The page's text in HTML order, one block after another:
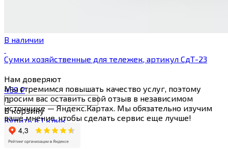
В наличии
Сумки хозяйственные для тележек, артикул СдТ-23
459₽
В корзину
Купить в 1 клик
Нам доверяют
Мы стремимся повышать качество услуг, поэтому
просим вас оставить свой отзыв в независимом
источнике — Яндекс.Картах. Мы обязательно изучим
ваше мнение, чтобы сделать сервис еще лучше!